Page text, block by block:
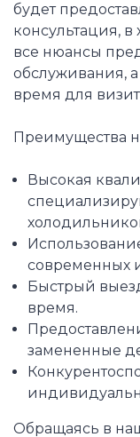
будет
консультация,
все нюансы
обслуживания, а
время для
Преимущества
Высокая
современных
Быстрый
время.
замененные
Обращаясь в